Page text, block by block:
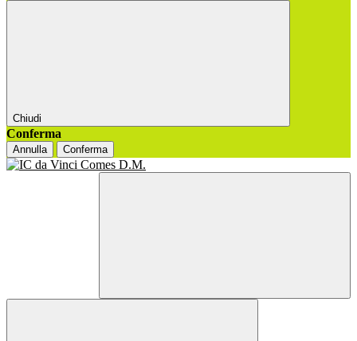
Chiudi
Conferma
Annulla Conferma